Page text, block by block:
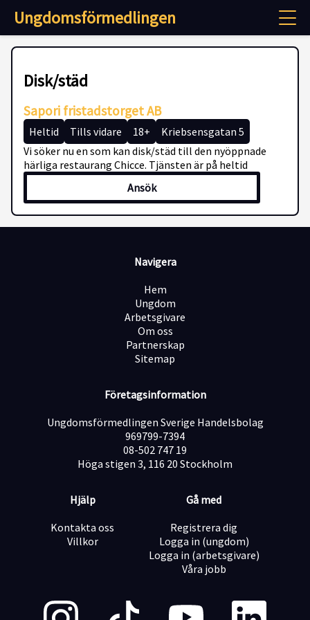
Ungdomsförmedlingen
Disk/städ
Sapori fristadstorget AB
Heltid Tills vidare 18+
Kriebsensgatan 5
Vi söker nu en som kan disk/städ till den nyöppnade
härliga restaurang Chicce. Tjänsten är på heltid
Ansök
Navigera
Hem
Ungdom
Arbetsgivare
Om oss
Partnerskap
Sitemap
Företagsinformation
Ungdomsförmedlingen Sverige Handelsbolag
969799-7394
08-502 747 19
Höga stigen 3, 116 20 Stockholm
Hjälp
Kontakta oss
Villkor
Gå med
Registrera dig
Logga in (ungdom)
Logga in (arbetsgivare)
Våra jobb